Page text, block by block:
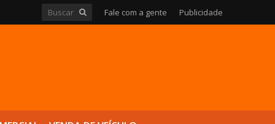
Fale com a gente Publicidade